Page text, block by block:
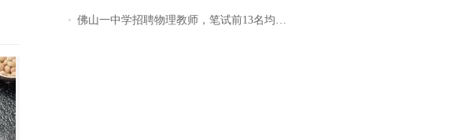
佛山一中学招聘物理教师，笔试前13名均遭淘汰？教育局：已叫停招聘，成立调查组全面核查